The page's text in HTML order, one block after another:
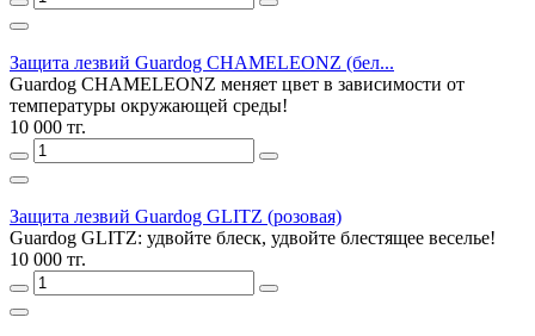
Защита лезвий Guardog CHAMELEONZ (бел...
Guardog CHAMELEONZ меняет цвет в зависимости от
температуры окружающей среды!
10 000 тг.
Защита лезвий Guardog GLITZ (розовая)
Guardog GLITZ: удвойте блеск, удвойте блестящее веселье!
10 000 тг.